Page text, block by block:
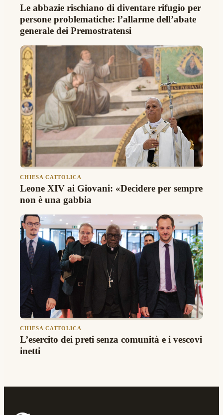
Le abbazie rischiano di diventare rifugio per
persone problematiche: l’allarme dell’abate
generale dei Premostratensi
CHIESA CATTOLICA
Leone XIV ai Giovani: «Decidere per sempre
non è una gabbia
CHIESA CATTOLICA
L’esercito dei preti senza comunità e i vescovi
inetti